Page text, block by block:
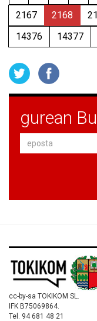
2167
2168
14376
14377
gurean
cc-by-sa TOKIKOM SL.
IFK B75069864.
Tel. 94 681 48 21